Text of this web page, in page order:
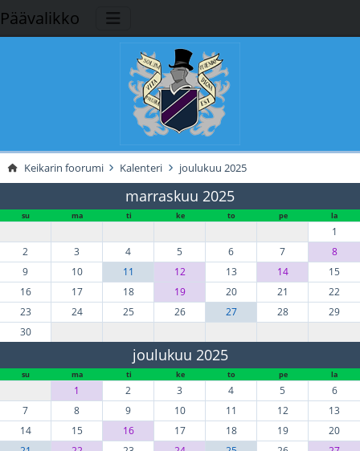
Päävalikko
Keikarin foorumi Kalenteri joulukuu 2025
marraskuu 2025
su ma ti ke to pe la
1
2
3 4 5 6 7
8
9
10 11 12 13 14
15
16
17 18 19 20 21
22
23
24 25 26 27 28
29
30
joulukuu 2025
su ma ti ke to pe la
1 2 3 4 5
6
7
8 9 10 11 12
13
14
15 16 17 18 19
20